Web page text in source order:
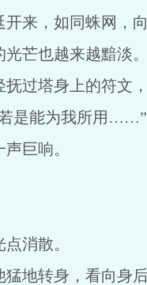
来，如同蛛网，
芒也越来越黯淡。
过塔身上的符文
是能为我所用……”
巨响。
消散。
地转身，看向身后